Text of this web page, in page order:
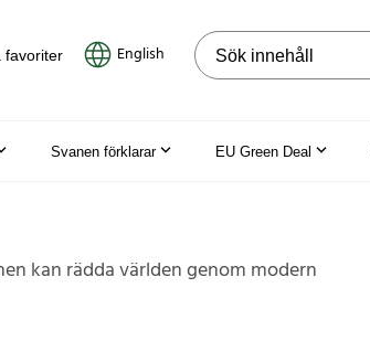
favoriter English Sök på webbplatsen
Svanen förklarar EU Green Deal
kan rädda världen genom modern